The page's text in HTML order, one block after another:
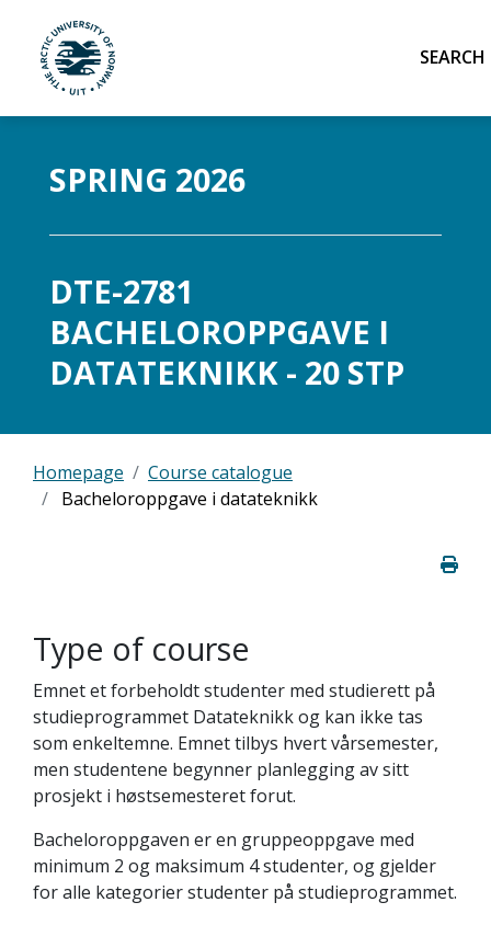
UiT The Arctic University of Norway
SPRING 2026
DTE-2781
BACHELOROPPGAVE I
DATATEKNIKK - 20 STP
Homepage
Course catalogue
Bacheloroppgave i datateknikk
Type of course
Emnet et forbeholdt studenter med studierett på
studieprogrammet Datateknikk og kan ikke tas
som enkeltemne. Emnet tilbys hvert vårsemester,
men studentene begynner planlegging av sitt
prosjekt i høstsemesteret forut.
Bacheloroppgaven er en gruppeoppgave med
minimum 2 og maksimum 4 studenter, og gjelder
for alle kategorier studenter på studieprogrammet.